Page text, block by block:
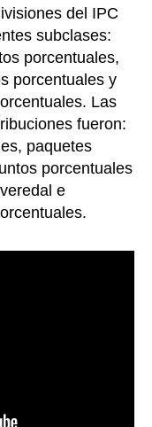
del IPC
subclases:
porcentuales,
porcentuales y
Las
fueron:
paquetes
porcentuales
e